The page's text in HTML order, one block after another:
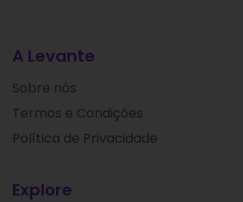
A Levante
Sobre nós
Termos e Condições
Política de Privacidade
Explore